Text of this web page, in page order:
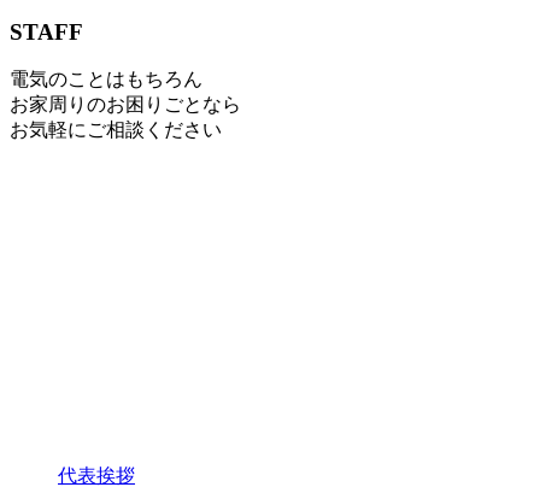
STAFF
電気のことはもちろん
お家周りのお困りごとなら
お気軽にご相談ください
代表挨拶